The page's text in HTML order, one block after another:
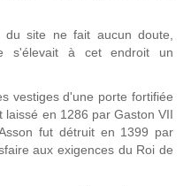
site ne fait aucun doute,
s'élevait à cet endroit un
vestiges d'une porte fortifiée
laissé en 1286 par Gaston VII
fut détruit en 1399 par
aux exigences du Roi de